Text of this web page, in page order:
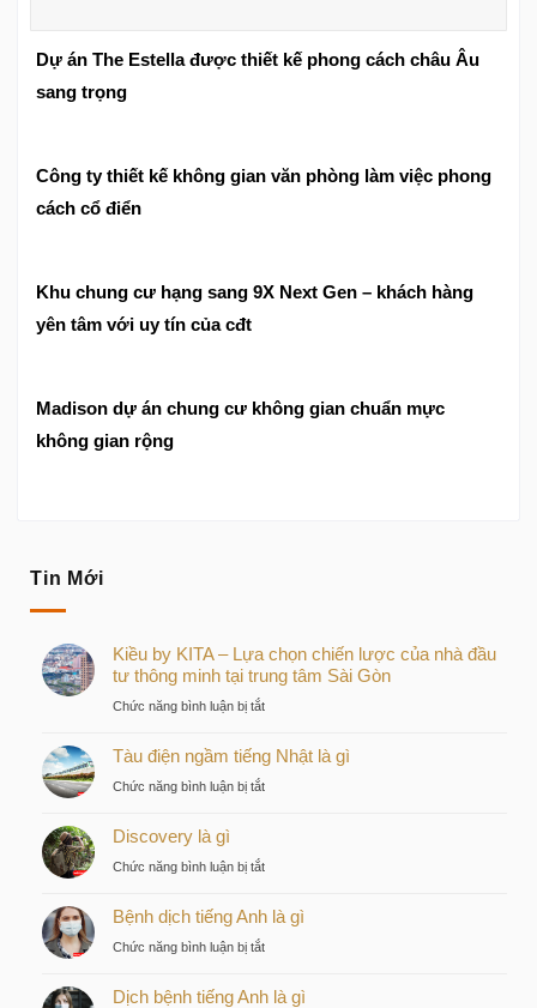
Dự án The Estella được thiết kế phong cách châu Âu
sang trọng
Công ty thiết kế không gian văn phòng làm việc phong
cách cổ điển
Khu chung cư hạng sang 9X Next Gen – khách hàng
yên tâm với uy tín của cđt
Madison dự án chung cư không gian chuẩn mực
không gian rộng
Tin Mới
Kiều by KITA – Lựa chọn chiến lược của nhà đầu
tư thông minh tại trung tâm Sài Gòn
Chức năng bình luận bị tắtở
by
chiến
của
nhà
tư
Tàu điện ngầm tiếng Nhật là gì
Chức năng bình luận bị tắtở
gì
Discovery là gì
Chức năng bình luận bị tắtở
là
Bệnh dịch tiếng Anh là gì
Chức năng bình luận bị tắtở
dịch
Dịch bệnh tiếng Anh là gì